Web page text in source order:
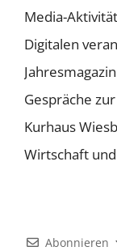
Media-
Digitalen
Gespräche
Kurhaus
Wirtschaft
Abonnieren